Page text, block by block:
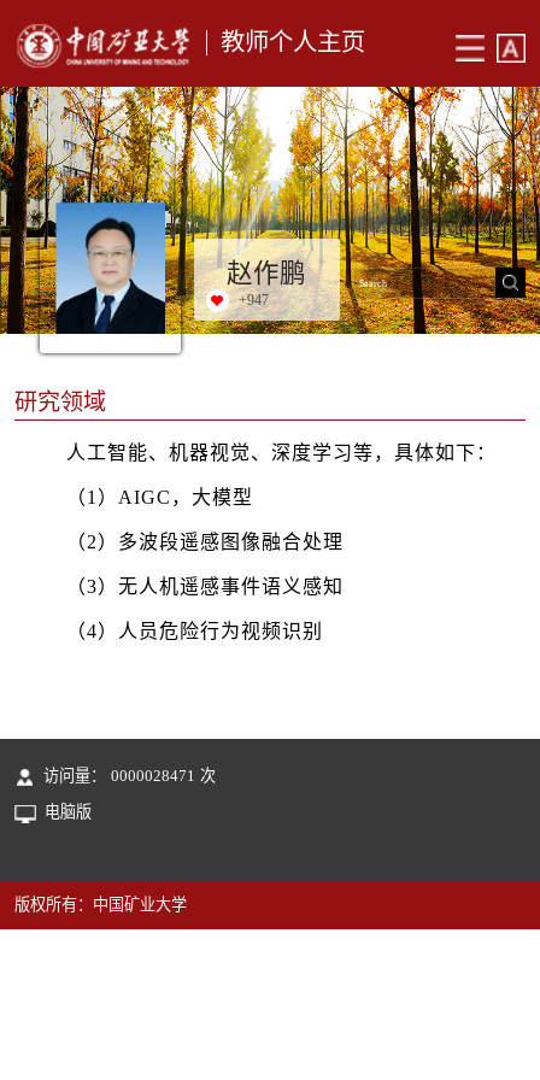
教师个人主页
赵作鹏
+947
研究领域
人工智能、机器视觉、深度学习等，具体如下：
（1）AIGC，大模型
（2）多波段遥感图像融合处理
（3）无人机遥感事件语义感知
（4）人员危险行为视频识别
访问量： 0000028471 次
电脑版
版权所有：中国矿业大学